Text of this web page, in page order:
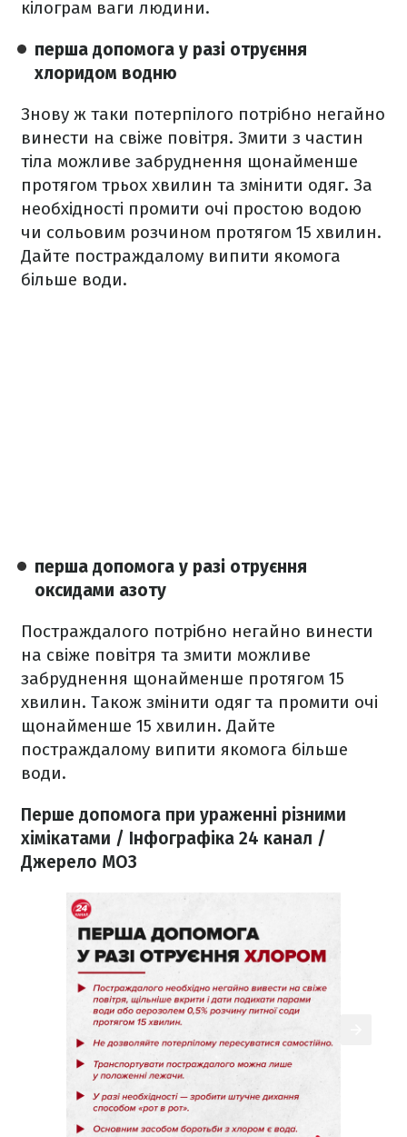
кілограм ваги людини.
перша допомога у разі отруєння
хлоридом водню
Знову ж таки потерпілого потрібно негайно
винести на свіже повітря. Змити з частин
тіла можливе забруднення щонайменше
протягом трьох хвилин та змінити одяг. За
необхідності промити очі простою водою
чи сольовим розчином протягом 15 хвилин.
Дайте постраждалому випити якомога
більше води.
перша допомога у разі отруєння
оксидами азоту
Постраждалого потрібно негайно винести
на свіже повітря та змити можливе
забруднення щонайменше протягом 15
хвилин. Також змінити одяг та промити очі
щонайменше 15 хвилин. Дайте
постраждалому випити якомога більше
води.
Перше допомога при ураженні різними
хімікатами / Інфографіка 24 канал /
Джерело МОЗ